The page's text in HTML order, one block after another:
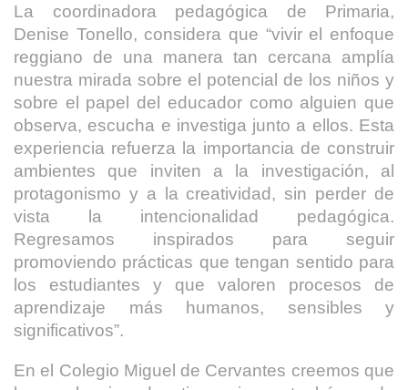
La coordinadora pedagógica de Primaria,
Denise Tonello, considera que “vivir el enfoque
reggiano de una manera tan cercana amplía
nuestra mirada sobre el potencial de los niños y
sobre el papel del educador como alguien que
observa, escucha e investiga junto a ellos. Esta
experiencia refuerza la importancia de construir
ambientes que inviten a la investigación, al
protagonismo y a la creatividad, sin perder de
vista la intencionalidad pedagógica.
Regresamos inspirados para seguir
promoviendo prácticas que tengan sentido para
los estudiantes y que valoren procesos de
aprendizaje más humanos, sensibles y
significativos”.
En el Colegio Miguel de Cervantes creemos que